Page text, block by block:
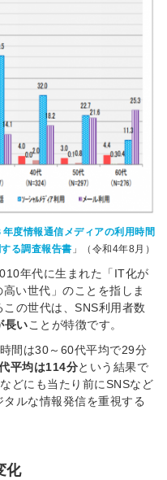
年度情報通信メディアの利用時間
る調査報告書 」（令和4年8月）
年代に生まれた「IT化が
い世代」のことを指しま
の世代は、SNS利用者数
長いことが特徴です。
間は30～60代平均で29分
平均は114分という結果で
どにも当たり前にSNSなど
ルな情報発信を重視する
化